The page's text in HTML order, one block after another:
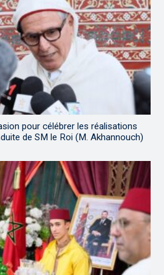
pour célébrer les réalisations
de SM le Roi (M. Akhannouch)